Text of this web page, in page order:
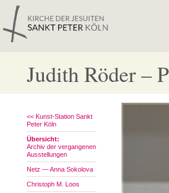
Judith Röder –
<< Kunst-Station Sankt
Peter Köln
Übersicht:
Archiv der vergangenen
Ausstellungen
Netz — Anna Sokolova
Christoph M. Loos